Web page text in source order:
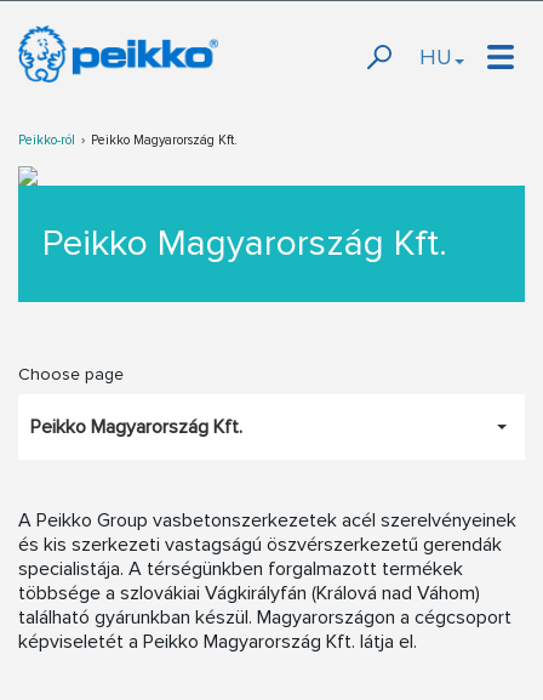
HU
Peikko-ról Peikko Magyarország Kft.
Peikko Magyarország Kft.
Choose page
Peikko Magyarország Kft.
A Peikko Group vasbetonszerkezetek acél szerelvényeinek
és kis szerkezeti vastagságú öszvérszerkezetű gerendák
specialistája. A térségünkben forgalmazott termékek
többsége a szlovákiai Vágkirályfán (Králová nad Váhom)
található gyárunkban készül. Magyarországon a cégcsoport
képviseletét a Peikko Magyarország Kft. látja el.